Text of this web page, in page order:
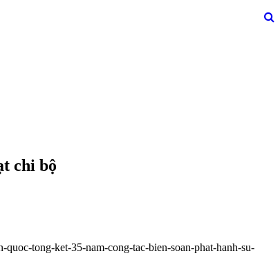
chi bộ
tong-ket-35-nam-cong-tac-bien-soan-phat-hanh-su-